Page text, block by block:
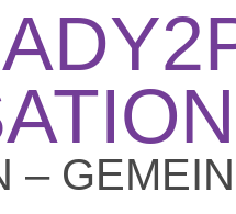
–